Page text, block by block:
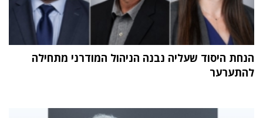
הנחת היסוד שעליה נבנה הניהול המודרני מתחילה
להתערער